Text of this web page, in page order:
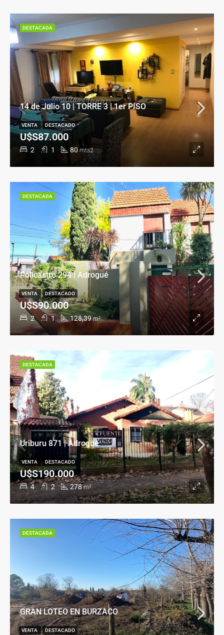
14 de Julio 10 | TORRE 3 | 1er PISO
2 1 80 mts2
U$S87.000
VENTA DESTACADO
DESTACADA
Policastro 294 | Adrogué
2 1 128,39 m²
U$S90.000
VENTA DESTACADO
DESTACADA
Uriburu 871 | Adrogué
4 2 278 m²
U$S190.000
VENTA DESTACADO
DESTACADA
GRAN LOTEO EN BURZACO
VENTA DESTACADO
DESTACADA